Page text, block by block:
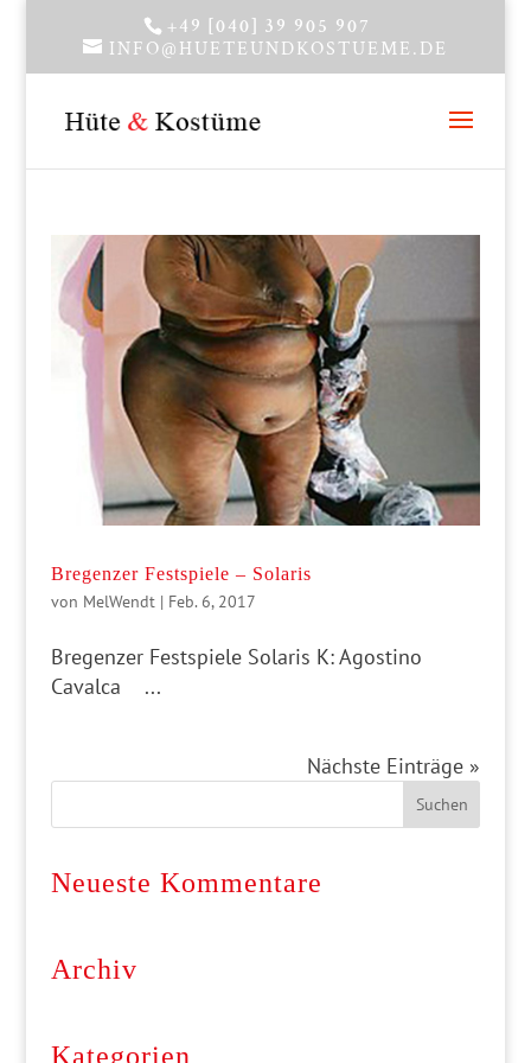
+49 [040] 39 905 907
INFO@HUETEUNDKOSTUEME.DE
Bregenzer Festspiele – Solaris
von MelWendt| Feb. 6, 2017
Bregenzer Festspiele Solaris K: Agostino
Cavalca ...
Nächste Einträge »
Neueste Kommentare
Archiv
Kategorien